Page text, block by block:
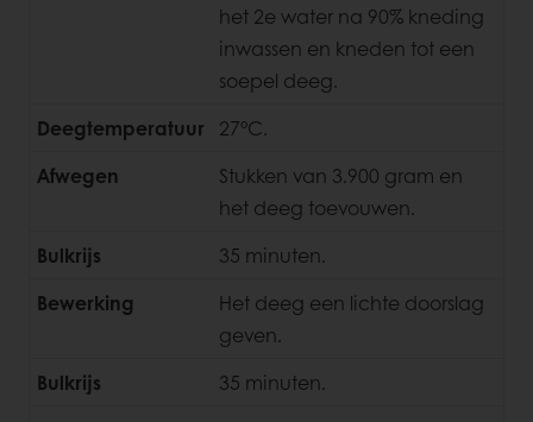
het 2e water na 90% kneding
inwassen en kneden tot een
soepel deeg.
Deegtemperatuur
27°C.
Afwegen
Stukken van 3.900 gram en
het deeg toevouwen.
Bulkrijs
35 minuten.
Bewerking
Het deeg een lichte doorslag
geven.
Bulkrijs
35 minuten.